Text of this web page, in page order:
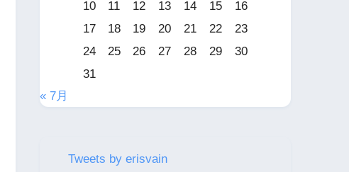
10
11 12 13 14 15
16
17
18 19 20 21 22
23
24
25 26 27 28 29
30
31
« 7月
Tweets by erisvain